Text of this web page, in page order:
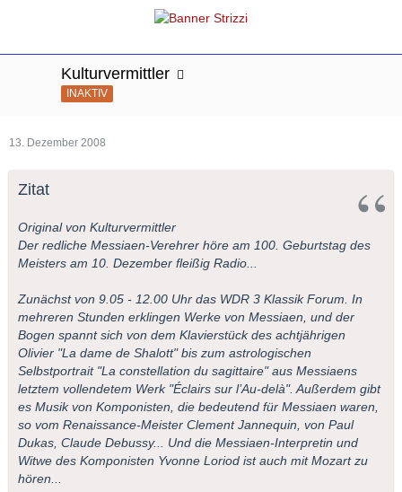
Inzwischen hat sich Brendel aufs Schreiben verlegt
erklärt. Prisma Musik versucht die Schneise
nachzuzeichnen, die Brendel in mehr als einem
halben Jahrhundert durch das riesige Gebiet des
Kulturvermittler
INAKTIV
13. Dezember 2008
Zitat
Original von Kulturvermittler
Der redliche Messiaen-Verehrer höre am 100. Geburtstag des
Meisters am 10. Dezember fleißig Radio...
Zunächst von 9.05 - 12.00 Uhr das WDR 3 Klassik Forum. In
mehreren Stunden erklingen Werke von Messiaen, und der
Bogen spannt sich von dem Klavierstück des achtjährigen
Olivier "La dame de Shalott" bis zum astrologischen
Selbstportrait "La constellation du sagittaire" aus Messiaens
letztem vollendetem Werk "Éclairs sur l’Au-delà". Außerdem gibt
es Musik von Komponisten, die bedeutend für Messiaen waren,
so vom Renaissance-Meister Clement Jannequin, von Paul
Dukas, Claude Debussy... Und die Messiaen-Interpretin und
Witwe des Komponisten Yvonne Loriod ist auch mit Mozart zu
hören...